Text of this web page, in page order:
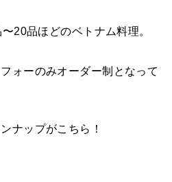
20品ほどのベトナム料理。
ォーのみオーダー制となって
ナップがこちら！